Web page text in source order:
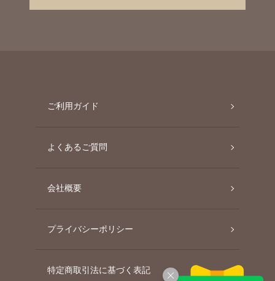
ご利用ガイド
よくあるご質問
会社概要
プライバシーポリシー
特定商取引法に基づく表記